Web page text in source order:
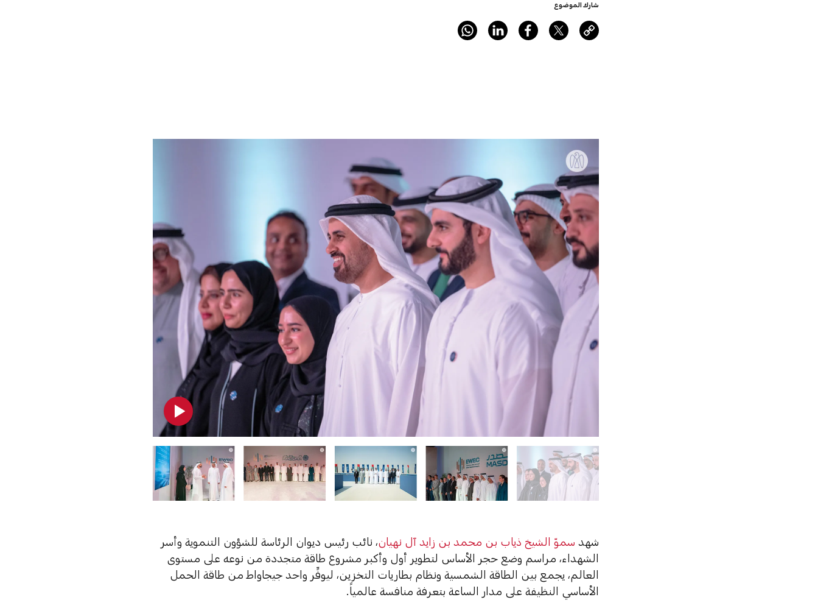
شارك الموضوع
شهد سموّ الشيخ ذياب بن محمد بن زايد آل نهيان، نائب رئيس ديوان الرئاسة للشؤون التنموية وأسر
الشهداء، مراسم وضع حجر الأساس لتطوير أول وأكبر مشروع طاقة متجددة من نوعه على مستوى
العالم، يجمع بين الطاقة الشمسية ونظام بطاريات التخزين، ليوفِّر واحد جيجاواط من طاقة الحمل
الأساسي النظيفة على مدار الساعة بتعرفة منافسة عالمياً.